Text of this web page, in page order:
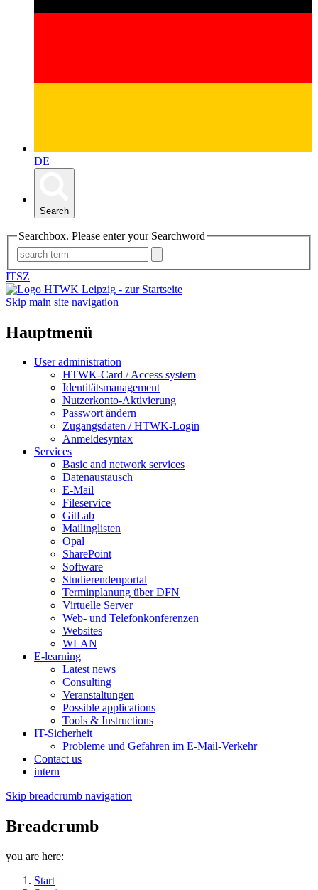
DE
Search
Searchbox. Please enter your Searchword
ITSZ
Skip main site navigation
Hauptmenü
User administration
HTWK-Card / Access system
Identitätsmanagement
Nutzerkonto-Aktivierung
Passwort ändern
Zugangsdaten / HTWK-Login
Anmeldesyntax
Services
Basic and network services
Datenaustausch
E-Mail
Fileservice
GitLab
Mailinglisten
Opal
SharePoint
Software
Studierendenportal
Terminplanung über DFN
Virtuelle Server
Web- und Telefonkonferenzen
Websites
WLAN
E-learning
Latest news
Consulting
Veranstaltungen
Possible applications
Tools & Instructions
IT-Sicherheit
Probleme und Gefahren im E-Mail-Verkehr
Contact us
intern
Skip breadcrumb navigation
Breadcrumb
you are here:
Start